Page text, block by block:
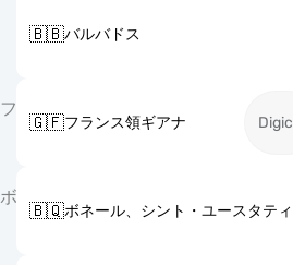
🇧🇧バルバドス
フ
🇬🇫フランス領ギアナ
ボ
🇧🇶ボネール、シント・ユースタテ